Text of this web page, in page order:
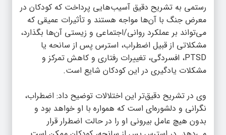
رستمی به تشریح دقیق آسیب‌هایی پرداخت که کودکان در
معرض جنگ با آن‌ها مواجه هستند و تأثیرات عمیقی که
می‌تواند بر عملکرد روانی/اجتماعی و زیستی آن‌ها بگذارد،
مشکلاتی از قبیل اضطراب، استرس پس از سانحه یا
PTSD، افسردگی، تغییرات رفتاری و کاهش تمرکز و
مشکلات یادگیری در این کودکان شایع است.
وی در تشریح دقیق‌تر این اختلالات توضیح داد: اضطراب،
نگرانی و دلشوره‌ای است که همواره با او خواهد بود و
بدون هیچ عامل بیرونی او را در حالت اضطرار قرار